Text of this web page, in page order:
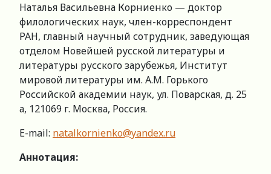
Наталья Васильевна Корниенко — доктор
филологических наук, член-корреспондент
РАН, главный научный сотрудник, заведующая
отделом Новейшей русской литературы и
литературы русского зарубежья, Институт
мировой литературы им. А.М. Горького
Российской академии наук, ул. Поварская, д. 25
а, 121069 г. Москва, Россия.
E-mail: natalkornienko@yandex.ru
Аннотация: